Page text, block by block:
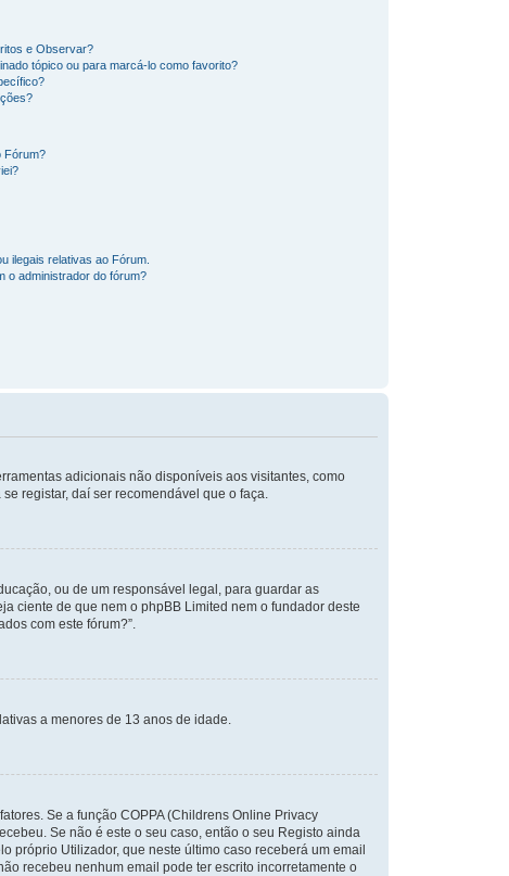
e Observar?
tópico ou para marcá-lo como favorito?
Fórum?
ilegais relativas ao Fórum.
o administrador do fórum?
adicionais não disponíveis aos visitantes, como
registar, daí ser recomendável que o faça.
ou de um responsável legal, para guardar as
ciente de que nem o phpBB Limited nem o fundador deste
com este fórum?”.
a menores de 13 anos de idade.
Se a função COPPA (Childrens Online Privacy
Se não é este o seu caso, então o seu Registo ainda
próprio Utilizador, que neste último caso receberá um email
recebeu nenhum email pode ter escrito incorretamente o